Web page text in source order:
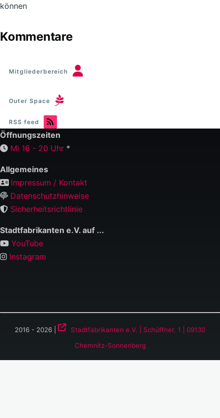
können
Kommentare
Mitgliederbereich
Outer Space
RSS feed
Öffnungszeiten
Mi 16 - 20 Uhr *
Allgemeines
Impressum / Kontakt
Datenschutzhinweise
Sicherheitsrichtlinie
Stadtfabrikanten e.V. auf ...
YouTube
Instagram
2016 - 2026 | Stadtfabrikanten e.V. | Schüffner. 1 | 09130
Chemnitz-Sonnenberg